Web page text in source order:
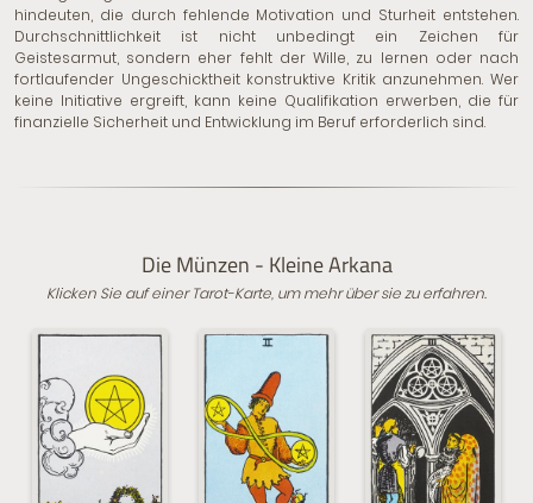
hindeuten, die durch fehlende Motivation und Sturheit entstehen.
Durchschnittlichkeit ist nicht unbedingt ein Zeichen für
Geistesarmut, sondern eher fehlt der Wille, zu lernen oder nach
fortlaufender Ungeschicktheit konstruktive Kritik anzunehmen. Wer
keine Initiative ergreift, kann keine Qualifikation erwerben, die für
finanzielle Sicherheit und Entwicklung im Beruf erforderlich sind.
Die Münzen - Kleine Arkana
Klicken Sie auf einer Tarot-Karte, um mehr über sie zu erfahren.